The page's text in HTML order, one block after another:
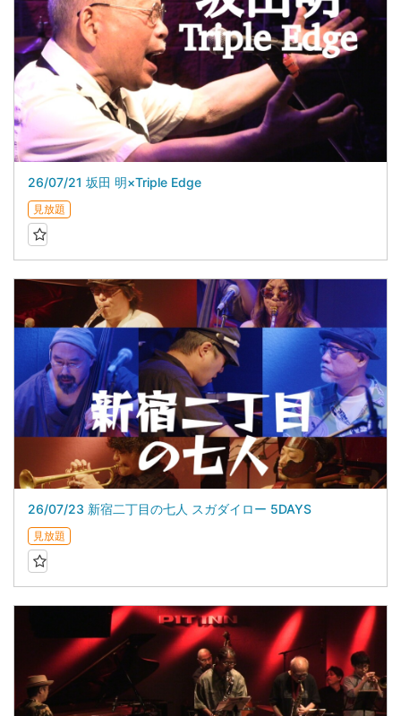
26/07/21 坂田 明×Triple Edge
見放題
26/07/23 新宿二丁目の七人 スガダイロー 5DAYS
見放題